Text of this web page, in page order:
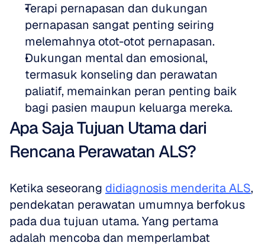
Terapi pernapasan dan dukungan
pernapasan sangat penting seiring
melemahnya otot-otot pernapasan.
Dukungan mental dan emosional,
termasuk konseling dan perawatan
paliatif, memainkan peran penting baik
bagi pasien maupun keluarga mereka.
Apa Saja Tujuan Utama dari
Rencana Perawatan ALS?
Ketika seseorang didiagnosis menderita ALS,
pendekatan perawatan umumnya berfokus
pada dua tujuan utama. Yang pertama
adalah mencoba dan memperlambat